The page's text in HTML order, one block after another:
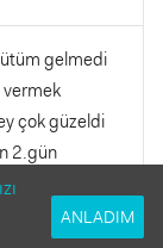
gelmedi
vermek
çok güzeldi
2.gün
YANITLA
ANLADIM